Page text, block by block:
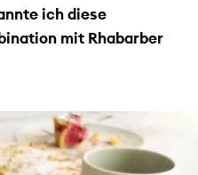
ich diese
mit Rhabarber